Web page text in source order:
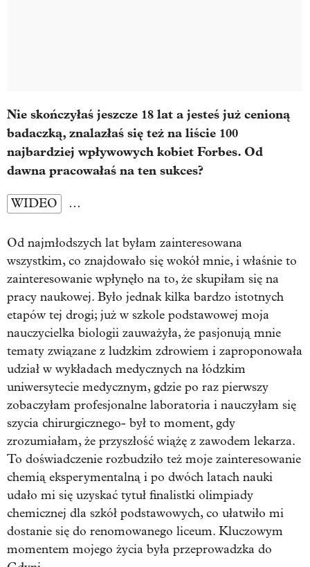
Nie skończyłaś jeszcze 18 lat a jesteś już cenioną
badaczką, znalazłaś się też na liście 100
najbardziej wpływowych kobiet Forbes. Od
dawna pracowałaś na ten sukces?
WIDEO …
Od najmłodszych lat byłam zainteresowana
wszystkim, co znajdowało się wokół mnie, i właśnie to
zainteresowanie wpłynęło na to, że skupiłam się na
pracy naukowej. Było jednak kilka bardzo istotnych
etapów tej drogi; już w szkole podstawowej moja
nauczycielka biologii zauważyła, że pasjonują mnie
tematy związane z ludzkim zdrowiem i zaproponowała
udział w wykładach medycznych na łódzkim
uniwersytecie medycznym, gdzie po raz pierwszy
zobaczyłam profesjonalne laboratoria i nauczyłam się
szycia chirurgicznego- był to moment, gdy
zrozumiałam, że przyszłość wiążę z zawodem lekarza.
To doświadczenie rozbudziło też moje zainteresowanie
chemią eksperymentalną i po dwóch latach nauki
udało mi się uzyskać tytuł finalistki olimpiady
chemicznej dla szkół podstawowych, co ułatwiło mi
dostanie się do renomowanego liceum. Kluczowym
momentem mojego życia była przeprowadzka do